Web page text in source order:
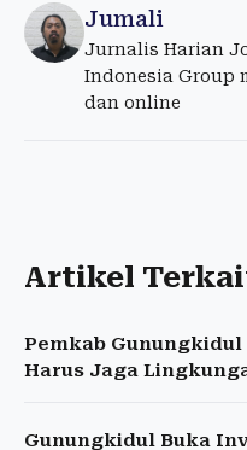
Jumali
Jurnalis Harian
Indonesia Group
dan online
Artikel
Pemkab
Harus Jaga
Gunungkidul Buka